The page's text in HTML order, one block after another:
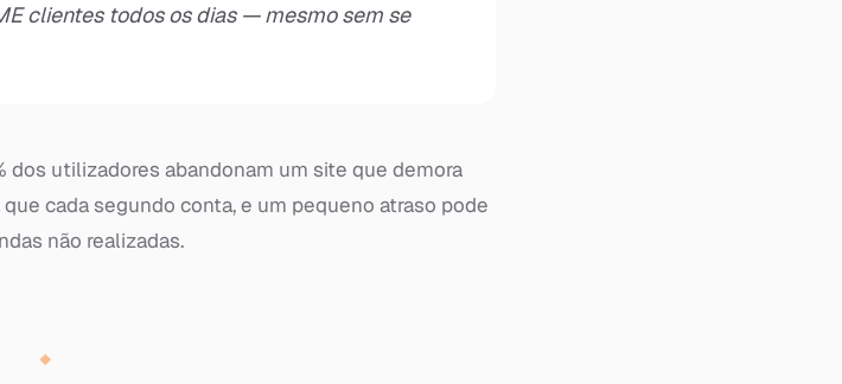
clientes todos os dias — mesmo sem se
utilizadores abandonam um site que demora
cada segundo conta, e um pequeno atraso pode
não realizadas.